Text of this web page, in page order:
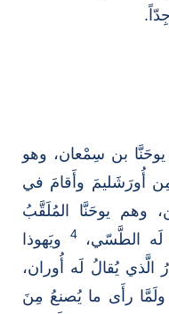
يوحَنَّا بن سِمْعان، وهو
أُورَشَليمَ وأَقامَ في
وهم يوحَنَّا المُلَقَّبُ
لَه الطَّسّي،4
ويَهوذا
الَّذي يُقالُ لَه أُوران،
ولَمَّا رأَى ما يُصنعُ مِنَ